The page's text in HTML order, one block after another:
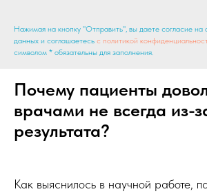
Нажимая на кнопку "Отправить", вы даете согласие на
данных и соглашаетесь c политикой
символом * обязательны для заполнения.
Почему пациенты
врачами не всегда из-
результата?
Как выяснилось в научной работе,